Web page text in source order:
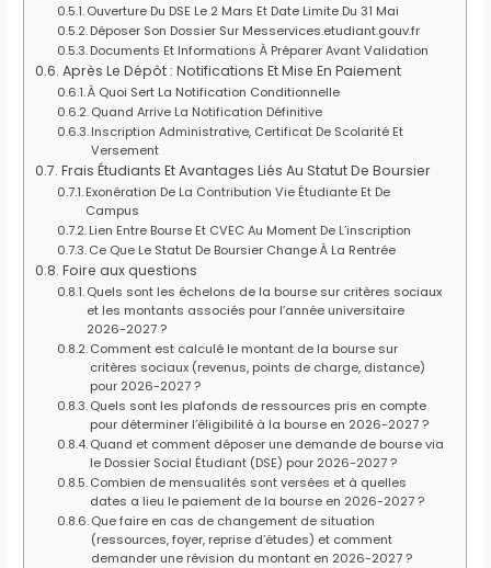
Ouverture Du DSE Le 2 Mars Et Date Limite Du 31 Mai
Déposer Son Dossier Sur Messervices.etudiant.gouv.fr
Documents Et Informations À Préparer Avant Validation
Après Le Dépôt : Notifications Et Mise En Paiement
À Quoi Sert La Notification Conditionnelle
Quand Arrive La Notification Définitive
Inscription Administrative, Certificat De Scolarité Et
Versement
Frais Étudiants Et Avantages Liés Au Statut De Boursier
Exonération De La Contribution Vie Étudiante Et De
Campus
Lien Entre Bourse Et CVEC Au Moment De L’inscription
Ce Que Le Statut De Boursier Change À La Rentrée
Foire aux questions
Quels sont les échelons de la bourse sur critères sociaux
et les montants associés pour l’année universitaire
2026-2027 ?
Comment est calculé le montant de la bourse sur
critères sociaux (revenus, points de charge, distance)
pour 2026-2027 ?
Quels sont les plafonds de ressources pris en compte
pour déterminer l’éligibilité à la bourse en 2026-2027 ?
Quand et comment déposer une demande de bourse via
le Dossier Social Étudiant (DSE) pour 2026-2027 ?
Combien de mensualités sont versées et à quelles
dates a lieu le paiement de la bourse en 2026-2027 ?
Que faire en cas de changement de situation
(ressources, foyer, reprise d’études) et comment
demander une révision du montant en 2026-2027 ?